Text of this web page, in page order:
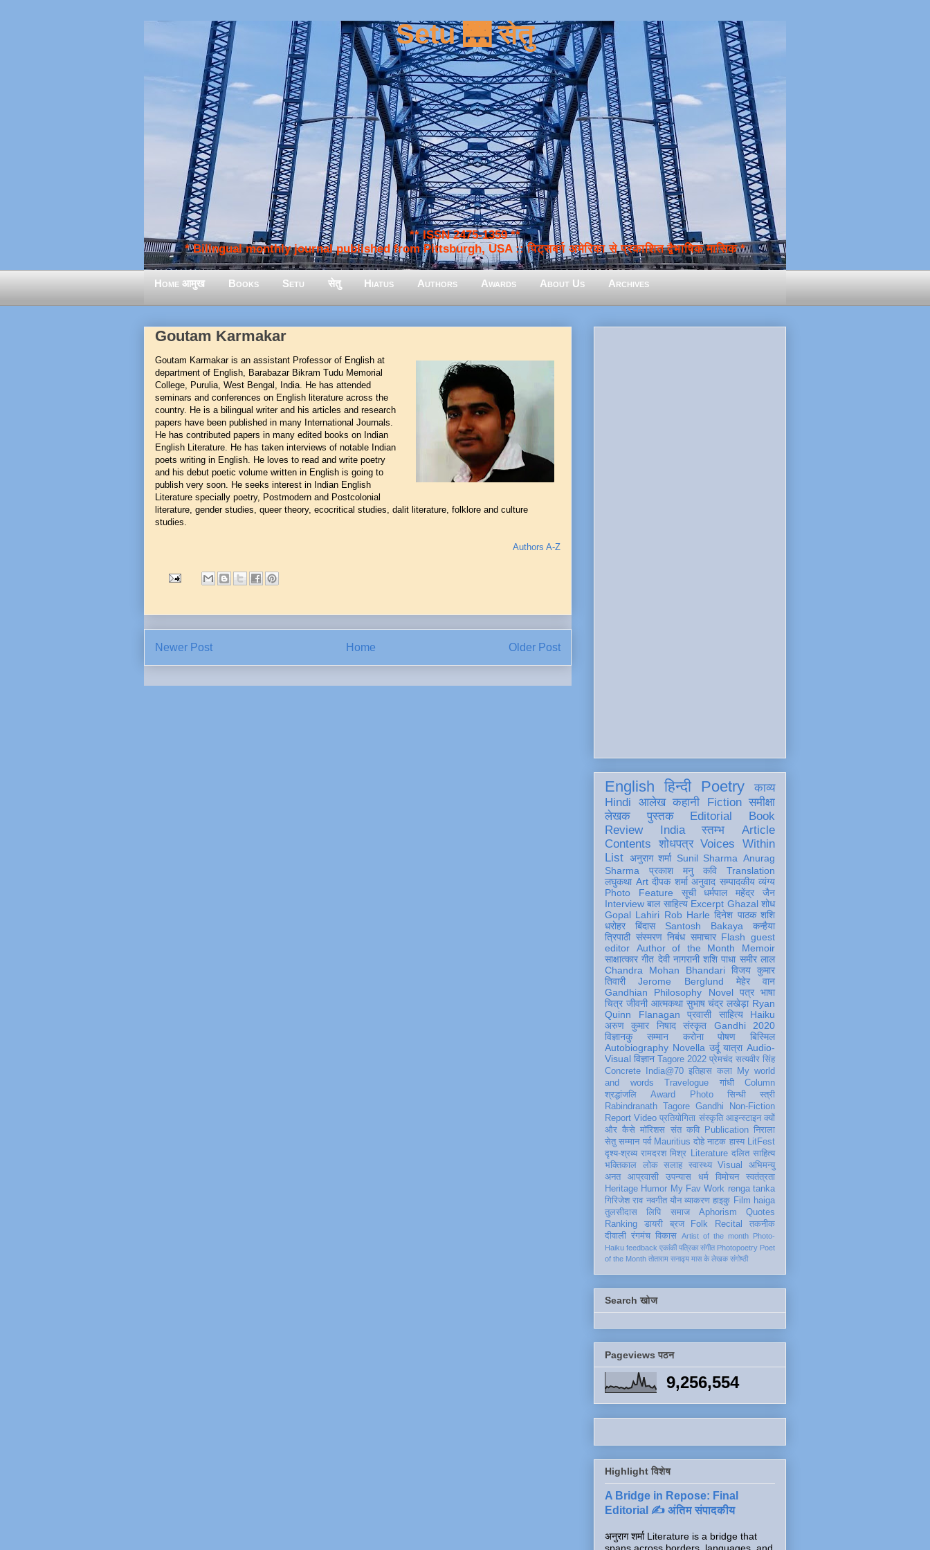
Setu 🌉 सेतु
** ISSN 2475-1359 **
* Bilingual monthly journal published from Pittsburgh, USA :: पिट्सबर्ग अमेरिका से प्रकाशित द्वैभाषिक मासिक *
Home आमुख Books Setu सेतु Hiatus Authors Awards About Us Archives
Goutam Karmakar
Goutam Karmakar is an assistant Professor of English at
department of English, Barabazar Bikram Tudu Memorial
College, Purulia, West Bengal, India. He has attended
seminars and conferences on English literature across the
country. He is a bilingual writer and his articles and research
papers have been published in many International Journals.
He has contributed papers in many edited books on Indian
English Literature. He has taken interviews of notable Indian
poets writing in English. He loves to read and write poetry
and his debut poetic volume written in English is going to
publish very soon. He seeks interest in Indian English
Literature specially poetry, Postmodern and Postcolonial
literature, gender studies, queer theory, ecocritical studies, dalit literature, folklore and culture
studies.
Authors A-Z
Newer Post Older Post
Home
English हिन्दी Poetry
काव्य
Hindi
आलेख कहानी Fiction समीक्षा
लेखक
पुस्तक Editorial
Book
Review
India स्तम्भ
Article
Contents
शोधपत्र Voices Within
List अनुराग शर्मा Sunil Sharma Anurag
Sharma
प्रकाश मनु कवि
Translation
लघुकथा Art दीपक शर्मा अनुवाद सम्पादकीय व्यंग्य
Photo Feature
सूची
धर्मपाल महेंद्र जैन
Interview बाल साहित्य Excerpt Ghazal शोध
Gopal Lahiri Rob Harle दिनेश पाठक शशि
धरोहर
बिंदास Santosh Bakaya
कन्हैया
त्रिपाठी संस्मरण निबंध समाचार Flash guest
editor
Author of the Month
Memoir
साक्षात्कार गीत देवी नागरानी शशि पाधा समीर लाल
Chandra Mohan Bhandari विजय कुमार
तिवारी
Jerome Berglund
मेहेर वान
Gandhian Philosophy
Novel पत्र भाषा
चित्र जीवनी आत्मकथा सुभाष चंद्र लखेड़ा Ryan
Quinn Flanagan
प्रवासी साहित्य
Haiku
अरुण कुमार निषाद
संस्कृत
Gandhi 2020
विज्ञानकु
सम्मान करोना पोषण
बिस्मिल
Autobiography Novella उर्दू यात्रा Audio-
Visual विज्ञान Tagore 2022 प्रेमचंद सत्यवीर सिंह
Concrete
India@70 इतिहास कला
My world
and words
Travelogue गांधी
Column
श्रद्धांजलि
Award Photo सिन्धी
स्त्री
Rabindranath Tagore Gandhi
Non-Fiction
Report Video प्रतियोगिता संस्कृति आइन्स्टाइन क्यों
और कैसे मॉरिशस संत कवि Publication निराला
सेतु सम्मान पर्व Mauritius दोहे नाटक हास्य LitFest
दृश्य-श्रव्य रामदरश मिश्र Literature दलित साहित्य
भक्तिकाल
लोक सलाह स्वास्थ्य Visual
अभिमन्यु
अनत
आप्रवासी उपन्यास धर्म विमोचन
स्वतंत्रता
Heritage Humor My Fav Work renga tanka
गिरिजेश राव नवगीत यौन व्याकरण हाइकु Film haiga
तुलसीदास
लिपि समाज Aphorism
Quotes
Ranking
डायरी ब्रज Folk Recital
तकनीक
दीवाली रंगमंच विकास Artist of the month Photo-
Haiku feedback एकांकी पत्रिका संगीत Photopoetry Poet
of the Month तोताराम सनाढ्य मास के लेखक संगोष्ठी
Search खोज
Pageviews पठन
9,256,554
Highlight विशेष
A Bridge in Repose: Final
Editorial ✍️ अंतिम संपादकीय
अनुराग शर्मा Literature is a bridge that